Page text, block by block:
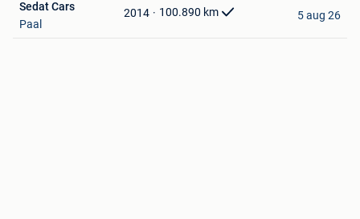
Favorieten2014 100.890 km
Sedat Cars
Paal
5 aug 26